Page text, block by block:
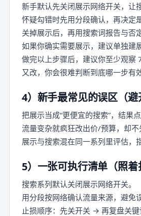
新手默认先关闭展示网络开关，让
怀疑勾错时先用分段确认，再决定
关掉展示后，再用搜索词报告与否
如果你确实需要展示，建议单独建
做完以上步骤后，建议你至少观察
又改，你会很难判断到底哪一步有效
4）新手最常见的误区（避
把展示当成“更便宜的搜索”，结果
流量变杂就疯狂改出价/预算，却不
展示与搜索混在同一系列里评估，
5）一张可执行清单（照着
搜索系列默认关闭展示网络开关。
用分段按网络确认流量来源，避免误
止损顺序：先关开关 → 再复盘关